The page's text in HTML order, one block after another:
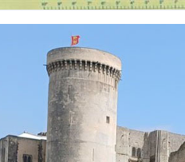
nationalités et de toutes époques. De